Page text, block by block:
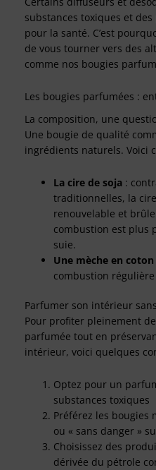
substances toxiques et
pour la santé. C’est
de vous tourner vers des
comme nos bougies
Les bougies parfumées :
La composition, une
Une bougie de qualité
ingrédients naturels. Voici
La cire de soja :
traditionnelles, la
renouvelable et
combustion est plus
suie.
Une mèche en coton
combustion
Parfumer son intérieur
Pour profiter pleinement
parfumée tout en
intérieur, voici quelques
Optez pour un
substances toxiques
Préférez les bougies
ou « sans danger »
Choisissez des
dérivée du pétrole